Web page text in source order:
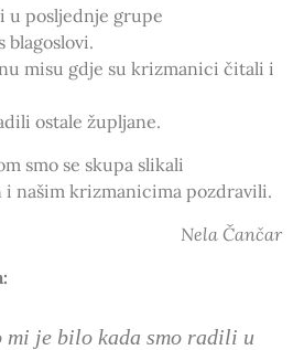
u posljednje grupe
blagoslovi.
misu gdje su krizmanici čitali i
ostale župljane.
smo se skupa slikali
i našim krizmanicima pozdravili.
Nela Čančar
mi je bilo kada smo radili u